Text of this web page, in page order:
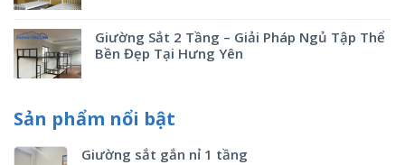
Giường Sắt 2 Tầng – Giải Pháp Ngủ Tập Thể
Bền Đẹp Tại Hưng Yên
Sản phẩm nổi bật
Giường sắt gắn nỉ 1 tầng